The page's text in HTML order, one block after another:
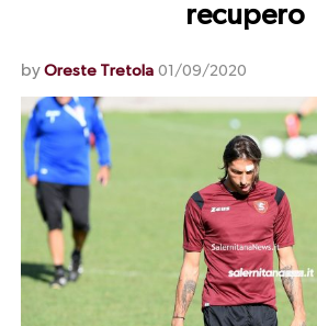
recupero
by Oreste Tretola 01/09/2020